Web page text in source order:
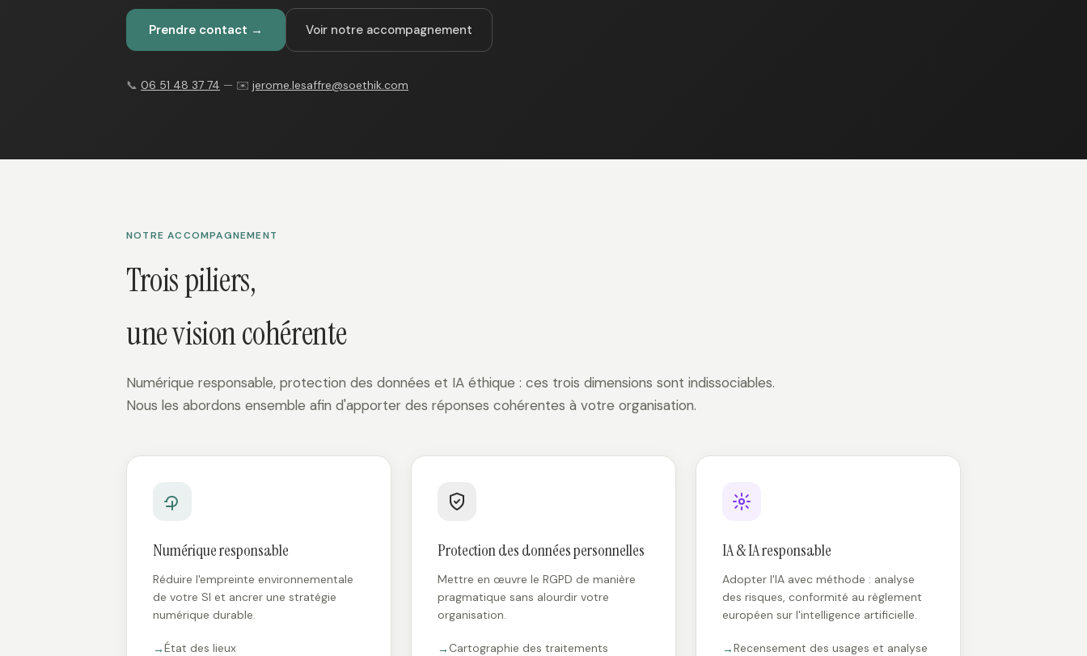
Prendre contact → Voir notre accompagnement
📞 06 51 48 37 74 — ✉️ jerome.lesaffre@soethik.com
NOTRE ACCOMPAGNEMENT
Trois piliers,
une vision cohérente
Numérique responsable, protection des données et IA éthique : ces trois dimensions sont indissociables.
Nous les abordons ensemble afin d'apporter des réponses cohérentes à votre organisation.
Numérique responsable
Réduire l'empreinte environnementale
de votre SI et ancrer une stratégie
numérique durable.
État des lieux
Protection des données personnelles
Mettre en œuvre le RGPD de manière
pragmatique sans alourdir votre
organisation.
Cartographie des traitements
IA & IA responsable
Adopter l'IA avec méthode : analyse
des risques, conformité au règlement
européen sur l'intelligence artificielle.
Recensement des usages et analyse